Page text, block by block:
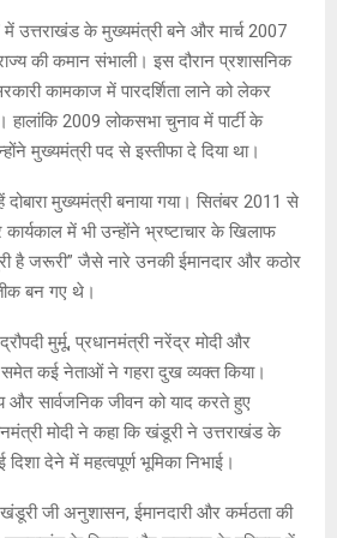
में उत्तराखंड के मुख्यमंत्री बने और मार्च 2007
की कमान संभाली। इस दौरान प्रशासनिक
कामकाज में पारदर्शिता लाने को लेकर
2009 लोकसभा चुनाव में पार्टी के
मुख्यमंत्री पद से इस्तीफा दे दिया था।
मुख्यमंत्री बनाया गया। सितंबर 2011 से
में भी उन्होंने भ्रष्टाचार के खिलाफ
है जरूरी” जैसे नारे उनकी ईमानदार और कठोर
बन गए थे।
मुर्मू, प्रधानमंत्री नरेंद्र मोदी और
समेत कई नेताओं ने गहरा दुख व्यक्त किया।
और सार्वजनिक जीवन को याद करते हुए
मोदी ने कहा कि खंडूरी ने उत्तराखंड के
देने में महत्वपूर्ण भूमिका निभाई।
जी अनुशासन, ईमानदारी और कर्मठता की